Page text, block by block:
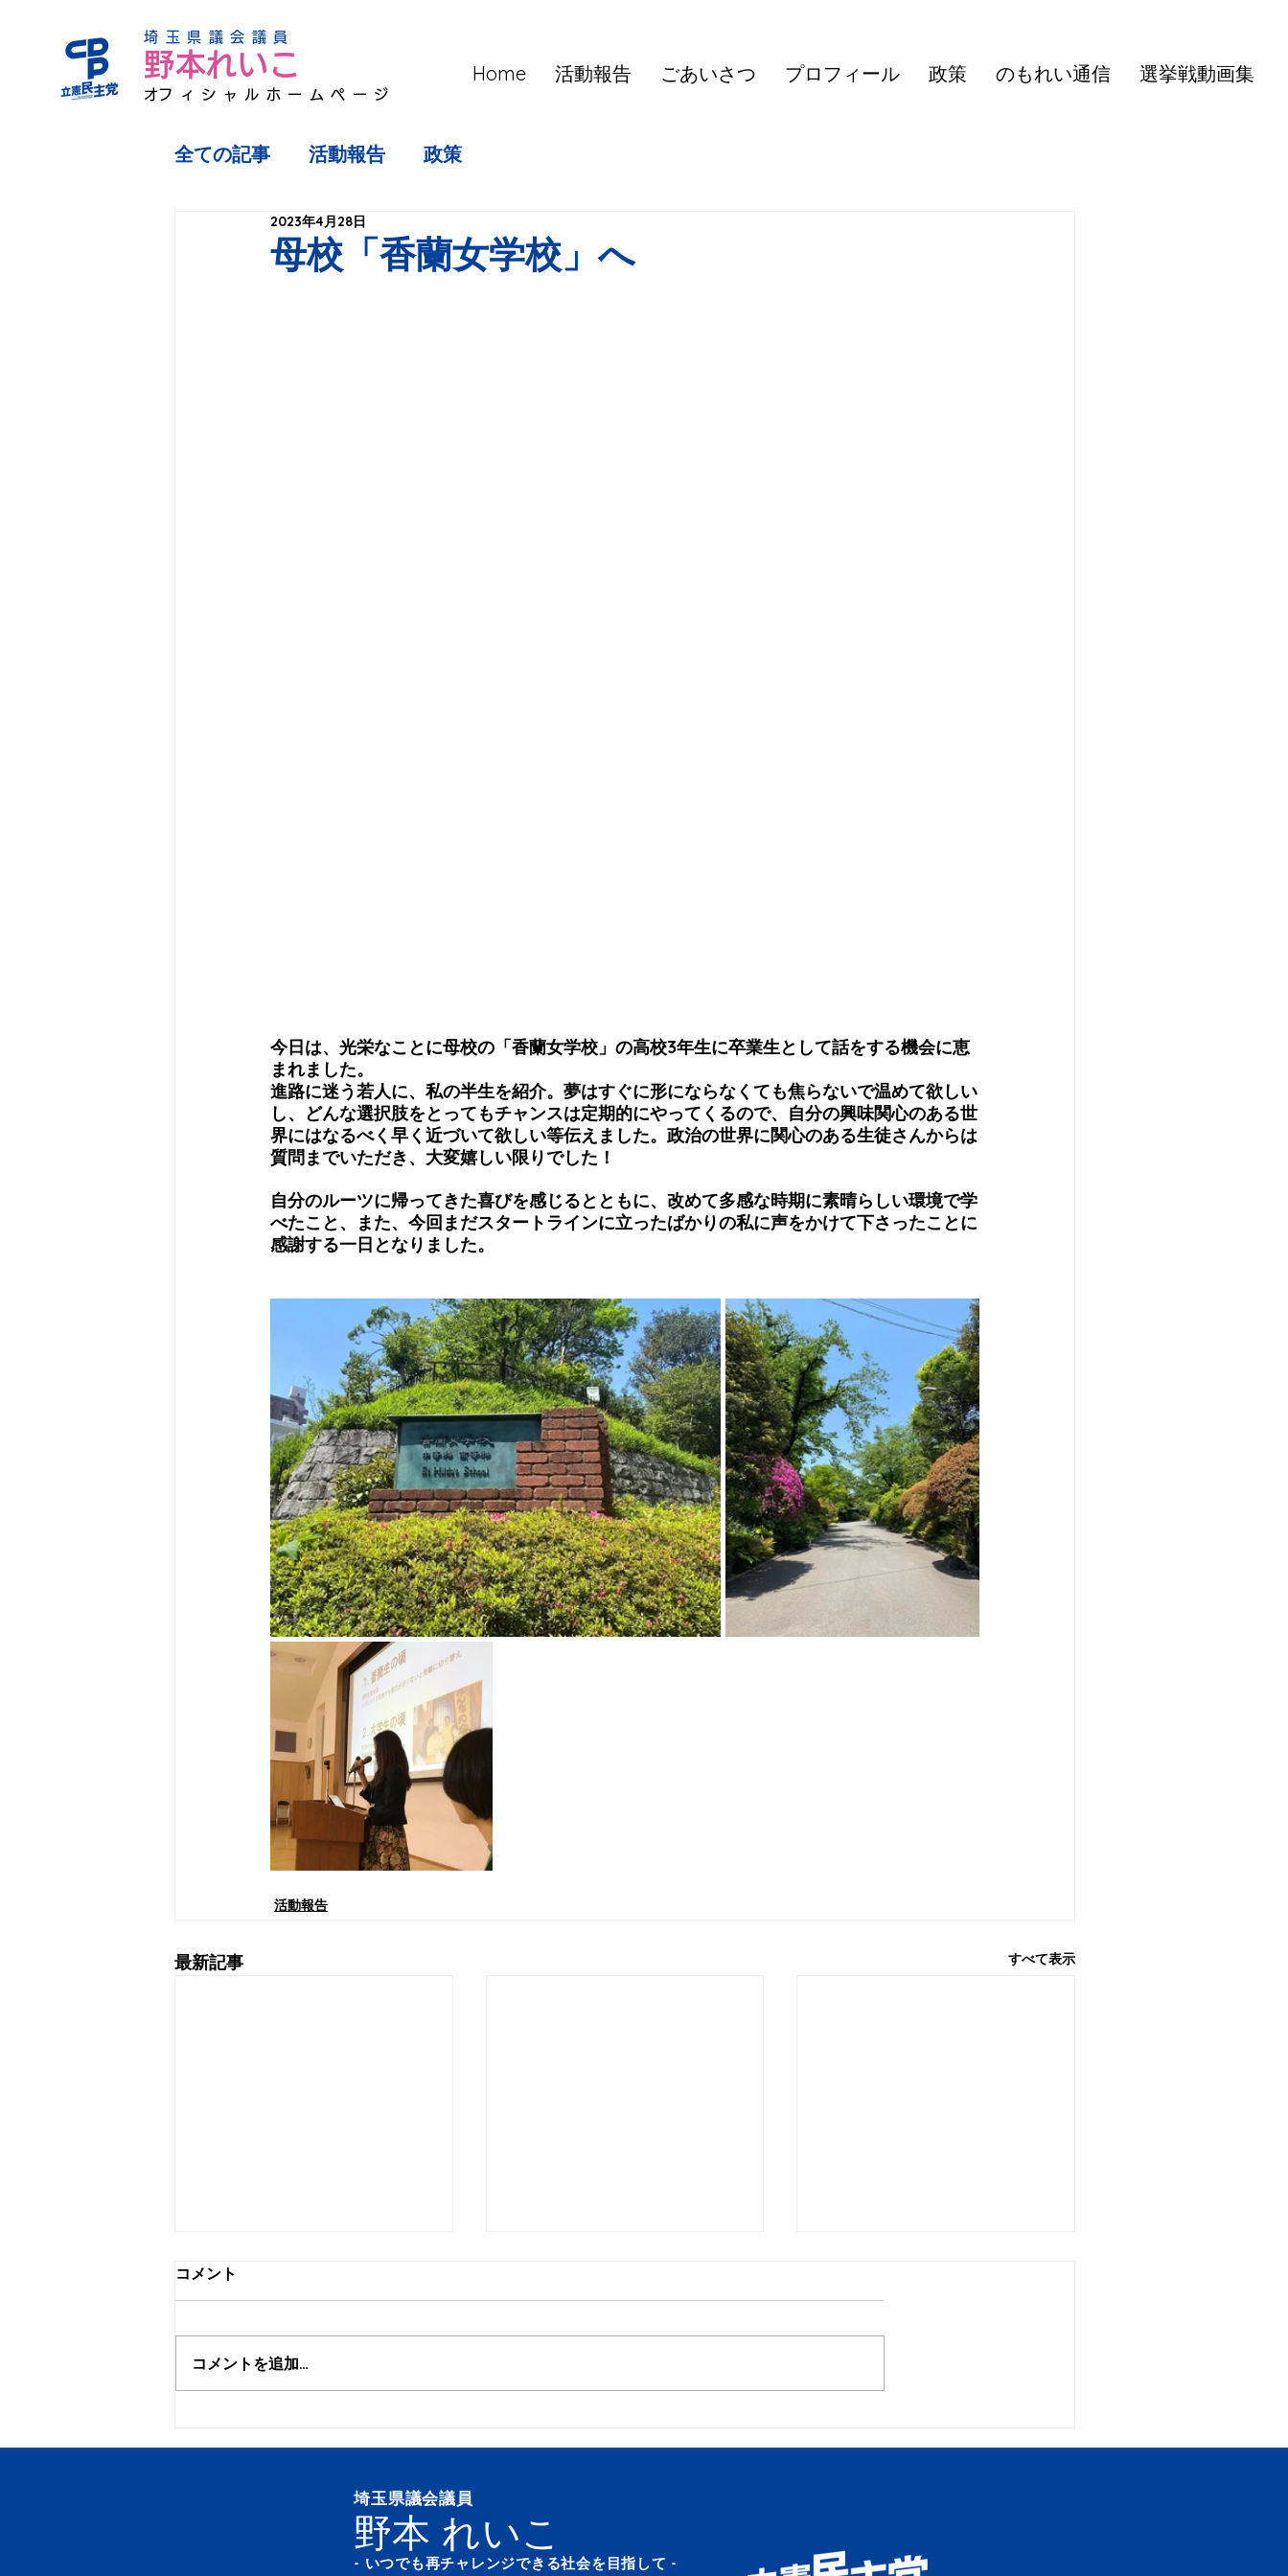
埼玉県議会議員
​オフィシャルホームページ
野本れいこ Home 活動報告 ごあいさつ プロフィール 政策 のもれい通信 選挙戦動画集
全ての記事 活動報告 政策
母校「香蘭女学校」へ
2023年4月28日
今日は、光栄なことに母校の「香蘭女学校」の高校3年生に卒業生として話をする機会に恵
まれました。
進路に迷う若人に、私の半生を紹介。夢はすぐに形にならなくても焦らないで温めて欲しい
し、どんな選択肢をとってもチャンスは定期的にやってくるので、自分の興味関心のある世
界にはなるべく早く近づいて欲しい等伝えました。政治の世界に関心のある生徒さんからは
質問までいただき、大変嬉しい限りでした！
自分のルーツに帰ってきた喜びを感じるとともに、改めて多感な時期に素晴らしい環境で学
べたこと、また、今回まだスタートラインに立ったばかりの私に声をかけて下さったことに
感謝する一日となりました。
活動報告
最新記事 すべて表示
浦和みこし渡御
①SAITMAロボティクスセン
設箇所
コメント
コメントを追加…
野本 れいこ
- いつでも再チャレンジできる社会を目指して -
埼玉県議会議員